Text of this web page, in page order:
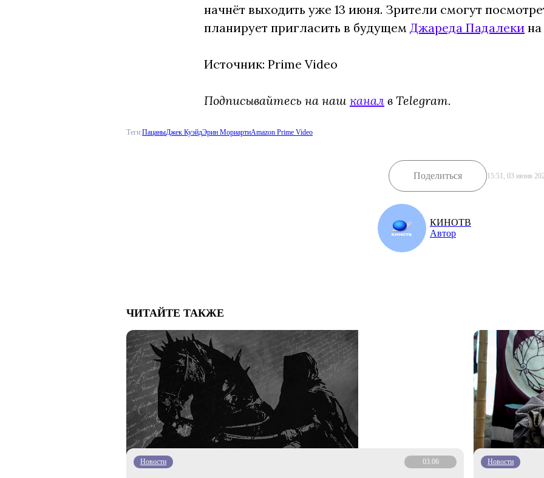
начнёт выходить уже 13 июня. Зрители смогут
планирует пригласить в будущем Джареда Падалеки
Источник: Prime Video
Подписывайтесь на наш канал в Telegram.
Теги:ПацаныДжек КуэйдЭрин МориартиAmazon Prime Video
Поделиться 15:51, 03 июня
КИНОТВ
Автор
ЧИТАЙТЕ ТАКЖЕ
Новости 03.06 Новости